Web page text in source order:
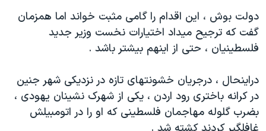
تریبونال مردمی آبان ۹۸
دادگاه حمید نوری
قانون شفافیت دارائی کادر رهبری ایران
اعتراضات مردمی آبان ۹۸
دولت بوش ، اين اقدام را گامی مثبت خواند اما همزمان
گفت که ترجيح ميداد اختيارات نخست وزير جديد
فلسطينيان ، حتی از اينهم بيشتر باشد .
دراينحال ، درجريان خشونتهای تازه در نزديکی شهر جنين
در کرانه باختری رود اردن ، يکی از شهرک نشينان يهودی ،
بضرب گلوله مهاجمان فلسطينی که او را در اتومبيلش